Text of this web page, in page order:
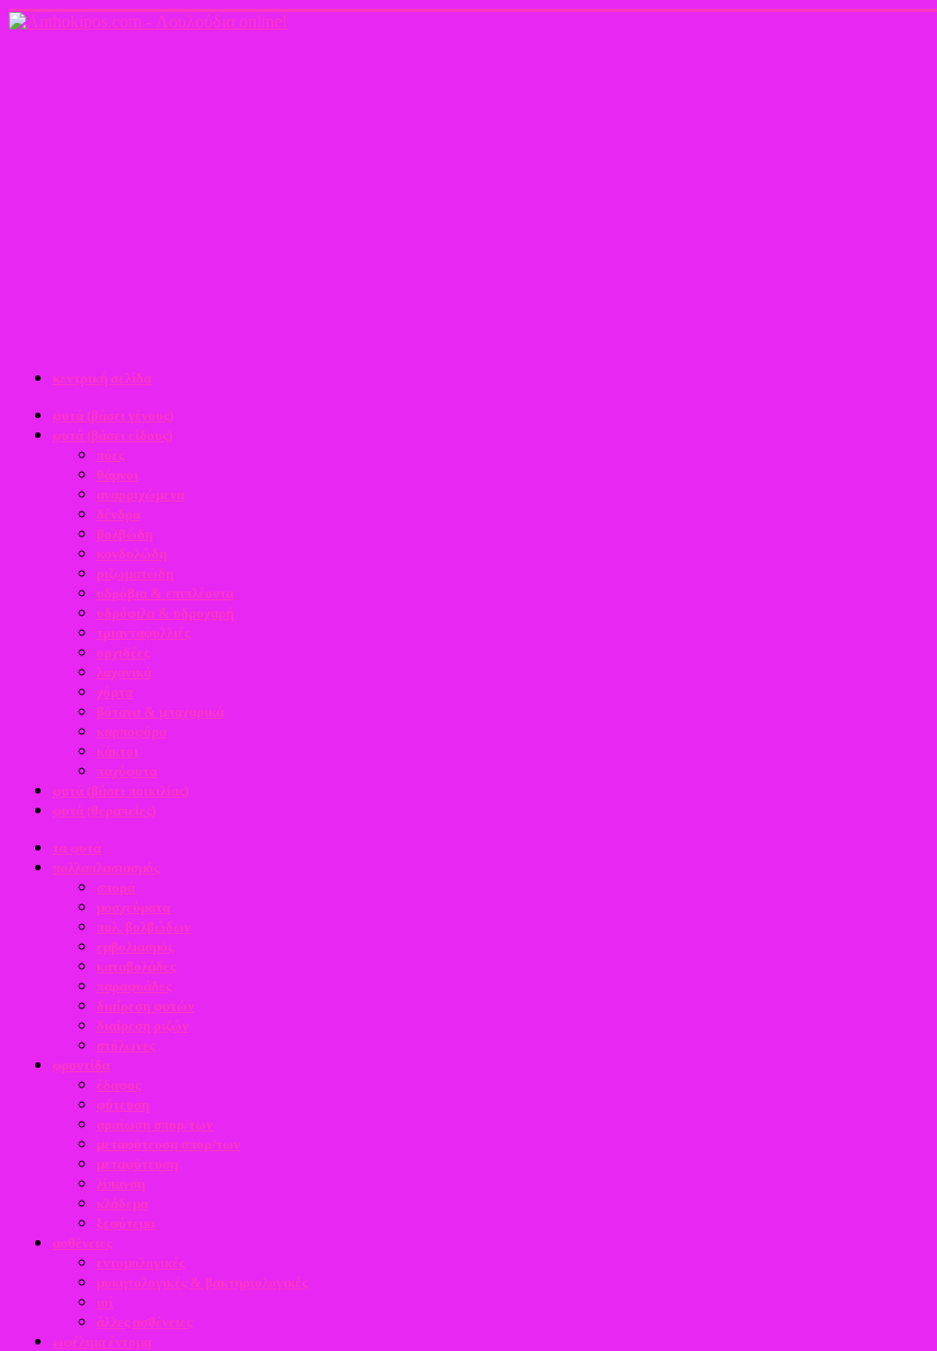
κεντρική σελίδα
φυτά (βάσει γένους)
φυτά (βάσει είδους)
πόες
θάμνοι
αναρριχώμενα
δένδρα
βολβώδη
κονδυλώδη
ριζωματώδη
υδρόβια & επιπλέοντα
υδρόφιλα & υδροχαρή
τριανταφυλλιές
ορχιδέες
λαχανικά
χόρτα
βότανα & μπαχαρικά
καρποφόρα
κάκτοι
παχύφυτα
φυτά (βάσει ποικιλίας)
φυτά (θεραπείες)
τα φυτά
πολλαπλασιασμός
σπορά
μοσχεύματα
πολ. βολβώδων
εμβολιασμός
καταβολάδες
παραφυάδες
διαίρεση φυτών
διαίρεση ριζών
στόλωνες
φροντίδα
έδαφος
φύτευση
αραίωση σπορ/των
μεταφύτευση σπορ/των
μεταφύτευση
λίπανση
κλάδεμα
ξεφύτεμα
ασθένειες
εντομολογικές
μυκητολογικές & βακτηριολογικές
ιοί
άλλες ασθένειες
ωφέλιμα έντομα